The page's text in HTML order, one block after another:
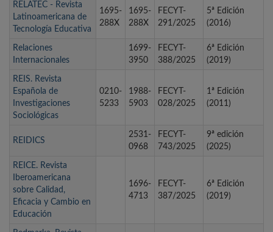
RELATEC - Revista
Latinoamericana de
Tecnología Educativa
1695-
288X
1695-
288X
FECYT-
291/2025
5ª Edición
(2016)
Relaciones
Internacionales
1699-
3950
FECYT-
388/2025
6ª Edición
(2019)
REIS. Revista
Española de
Investigaciones
Sociológicas
0210-
5233
1988-
5903
FECYT-
028/2025
1ª Edición
(2011)
REIDICS
2531-
0968
FECYT-
743/2025
9ª edición
(2025)
REICE. Revista
Iberoamericana
sobre Calidad,
Eficacia y Cambio en
Educación
1696-
4713
FECYT-
387/2025
6ª Edición
(2019)